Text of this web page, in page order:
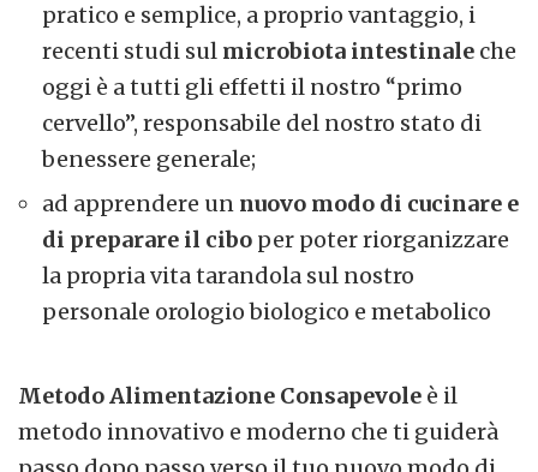
pratico e semplice, a proprio vantaggio, i
recenti studi sul microbiota intestinale che
oggi è a tutti gli effetti il nostro “primo
cervello”, responsabile del nostro stato di
benessere generale;
ad apprendere un nuovo modo di cucinare e
di preparare il cibo per poter riorganizzare
la propria vita tarandola sul nostro
personale orologio biologico e metabolico
Metodo Alimentazione Consapevole è il
metodo innovativo e moderno che ti guiderà